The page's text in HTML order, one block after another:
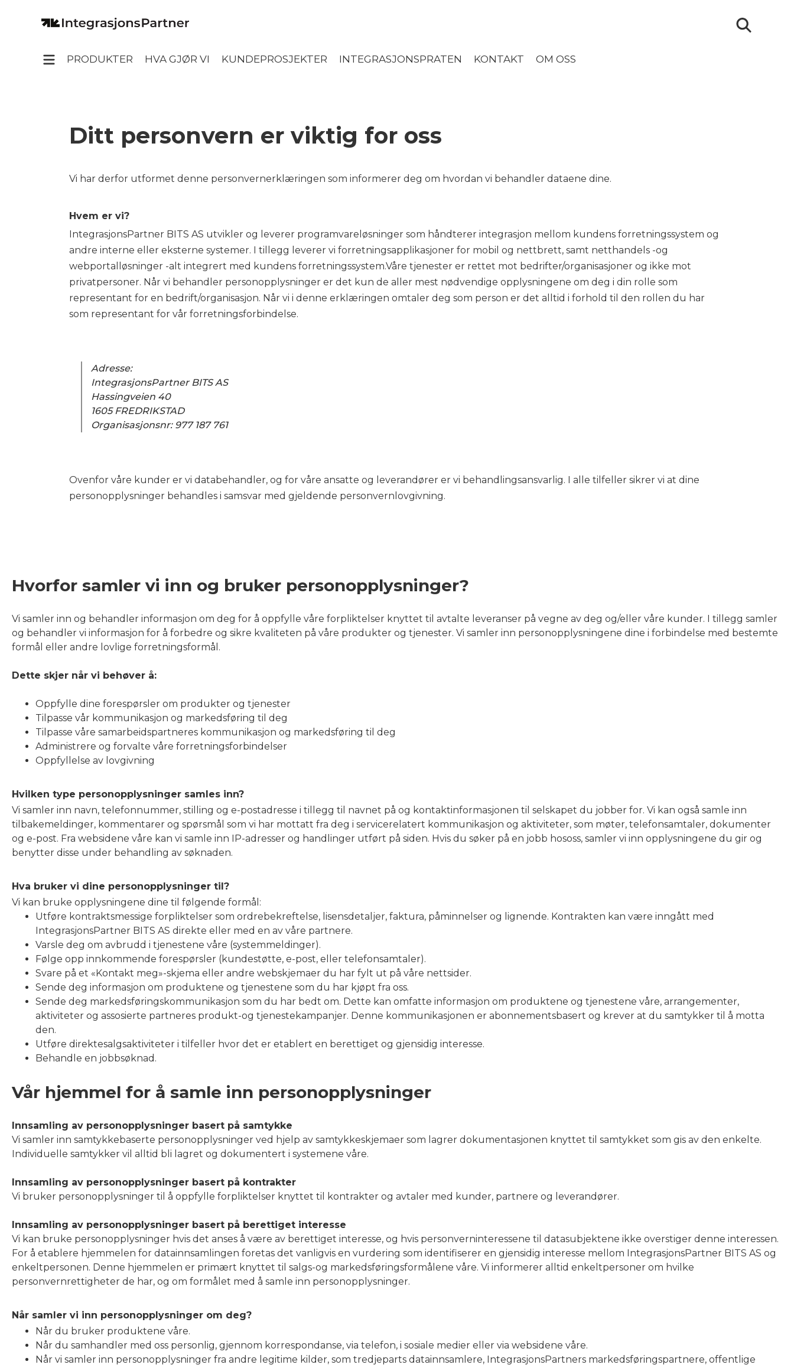
PRODUKTER HVA GJØR VI KUNDEPROSJEKTER INTEGRASJONSPRATEN KONTAKT OM OSS
Ditt personvern er viktig for oss
Vi har derfor utformet denne personvernerklæringen som informerer deg om hvordan vi behandler dataene dine.
Hvem er vi?
IntegrasjonsPartner BITS AS utvikler og leverer programvareløsninger som håndterer integrasjon mellom kundens forretningssystem og
andre interne eller eksterne systemer. I tillegg leverer vi forretningsapplikasjoner for mobil og nettbrett, samt netthandels -og
webportalløsninger -alt integrert med kundens forretningssystem.Våre tjenester er rettet mot bedrifter/organisasjoner og ikke mot
privatpersoner. Når vi behandler personopplysninger er det kun de aller mest nødvendige opplysningene om deg i din rolle som
representant for en bedrift/organisasjon. Når vi i denne erklæringen omtaler deg som person er det alltid i forhold til den rollen du har
som representant for vår forretningsforbindelse.
Adresse:
IntegrasjonsPartner BITS AS
Hassingveien 40
1605 FREDRIKSTAD
Organisasjonsnr: 977 187 761
Ovenfor våre kunder er vi databehandler, og for våre ansatte og leverandører er vi behandlingsansvarlig. I alle tilfeller sikrer vi at dine
personopplysninger behandles i samsvar med gjeldende personvernlovgivning.
Hvorfor samler vi inn og bruker personopplysninger?
Vi samler inn og behandler informasjon om deg for å oppfylle våre forpliktelser knyttet til avtalte leveranser på vegne av deg og/eller våre kunder. I tillegg samler
og behandler vi informasjon for å forbedre og sikre kvaliteten på våre produkter og tjenester. Vi samler inn personopplysningene dine i forbindelse med bestemte
formål eller andre lovlige forretningsformål.
Dette skjer når vi behøver å:
Oppfylle dine forespørsler om produkter og tjenester
Tilpasse vår kommunikasjon og markedsføring til deg
Tilpasse våre samarbeidspartneres kommunikasjon og markedsføring til deg
Administrere og forvalte våre forretningsforbindelser
Oppfyllelse av lovgivning
Hvilken type personopplysninger samles inn?
Vi samler inn navn, telefonnummer, stilling og e-postadresse i tillegg til navnet på og kontaktinformasjonen til selskapet du jobber for. Vi kan også samle inn
tilbakemeldinger, kommentarer og spørsmål som vi har mottatt fra deg i servicerelatert kommunikasjon og aktiviteter, som møter, telefonsamtaler, dokumenter
og e-post. Fra websidene våre kan vi samle inn IP-adresser og handlinger utført på siden. Hvis du søker på en jobb hososs, samler vi inn opplysningene du gir og
benytter disse under behandling av søknaden.
Hva bruker vi dine personopplysninger til?
Vi kan bruke opplysningene dine til følgende formål:
Utføre kontraktsmessige forpliktelser som ordrebekreftelse, lisensdetaljer, faktura, påminnelser og lignende. Kontrakten kan være inngått med
IntegrasjonsPartner BITS AS direkte eller med en av våre partnere.
Varsle deg om avbrudd i tjenestene våre (systemmeldinger).
Følge opp innkommende forespørsler (kundestøtte, e-post, eller telefonsamtaler).
Svare på et «Kontakt meg»-skjema eller andre webskjemaer du har fylt ut på våre nettsider.
Sende deg informasjon om produktene og tjenestene som du har kjøpt fra oss.
Sende deg markedsføringskommunikasjon som du har bedt om. Dette kan omfatte informasjon om produktene og tjenestene våre, arrangementer,
aktiviteter og assosierte partneres produkt-og tjenestekampanjer. Denne kommunikasjonen er abonnementsbasert og krever at du samtykker til å motta
den.
Utføre direktesalgsaktiviteter i tilfeller hvor det er etablert en berettiget og gjensidig interesse.
Behandle en jobbsøknad.
Vår hjemmel for å samle inn personopplysninger
Innsamling av personopplysninger basert på samtykke
Vi samler inn samtykkebaserte personopplysninger ved hjelp av samtykkeskjemaer som lagrer dokumentasjonen knyttet til samtykket som gis av den enkelte.
Individuelle samtykker vil alltid bli lagret og dokumentert i systemene våre.
Innsamling av personopplysninger basert på kontrakter
Vi bruker personopplysninger til å oppfylle forpliktelser knyttet til kontrakter og avtaler med kunder, partnere og leverandører.
Innsamling av personopplysninger basert på berettiget interesse
Vi kan bruke personopplysninger hvis det anses å være av berettiget interesse, og hvis personverninteressene til datasubjektene ikke overstiger denne interessen.
For å etablere hjemmelen for datainnsamlingen foretas det vanligvis en vurdering som identifiserer en gjensidig interesse mellom IntegrasjonsPartner BITS AS og
enkeltpersonen. Denne hjemmelen er primært knyttet til salgs-og markedsføringsformålene våre. Vi informerer alltid enkeltpersoner om hvilke
personvernrettigheter de har, og om formålet med å samle inn personopplysninger.
Når samler vi inn personopplysninger om deg?
Når du bruker produktene våre.
Når du samhandler med oss personlig, gjennom korrespondanse, via telefon, i sosiale medier eller via websidene våre.
Når vi samler inn personopplysninger fra andre legitime kilder, som tredjeparts datainnsamlere, IntegrasjonsPartners markedsføringspartnere, offentlige